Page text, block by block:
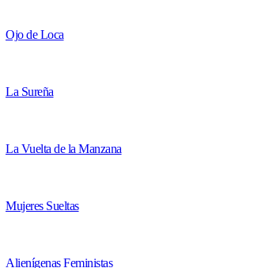
Ojo de Loca
La Sureña
La Vuelta de la Manzana
Mujeres Sueltas
Alienígenas Feministas